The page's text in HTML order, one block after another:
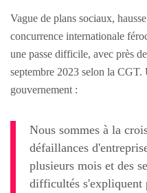
Vague de plans sociaux,
concurrence internationale
une passe difficile, avec près de
septembre 2023 selon la
gouvernement :
Nous sommes à la
défaillances
plusieurs mois et des
difficultés s'expliquent